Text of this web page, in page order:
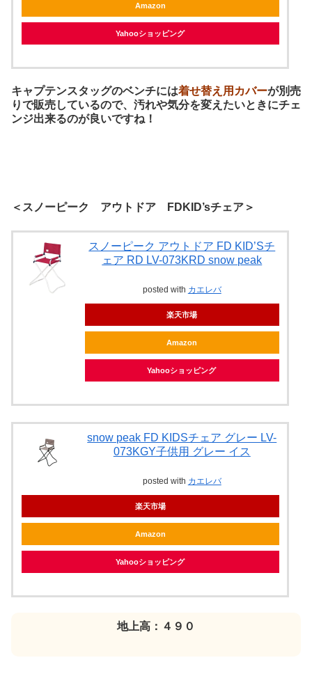
Amazon
Yahooショッピング
キャプテンスタッグのベンチには着せ替え用カバーが別売
りで販売しているので、汚れや気分を変えたいときにチェ
ンジ出来るのが良いですね！
＜スノーピーク アウトドア FDKID’sチェア＞
スノーピーク アウトドア FD KID’Sチ
ェア RD LV-073KRD snow peak
posted with カエレバ
楽天市場
Amazon
Yahooショッピング
snow peak FD KIDSチェア グレー LV-
073KGY子供用 グレー イス
posted with カエレバ
楽天市場
Amazon
Yahooショッピング
地上高：４９０